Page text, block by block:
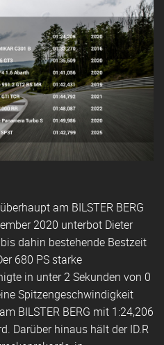
am BILSTER BERG
2020 unterbot Dieter
dahin bestehende Bestzeit
680 PS starke
in unter 2 Sekunden von 0
Spitzengeschwindigkeit
BILSTER BERG mit 1:24,206
Darüber hinaus hält der ID.R